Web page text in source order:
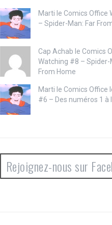
Marti le Comics Office
– Spider-Man: Far
Cap Achab le Comics
Watching #8 – Spider-
From Home
Marti le Comics Office
#6 – Des numéros 1 à
Rejoignez-nous sur